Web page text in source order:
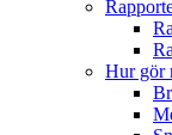
Hur gör